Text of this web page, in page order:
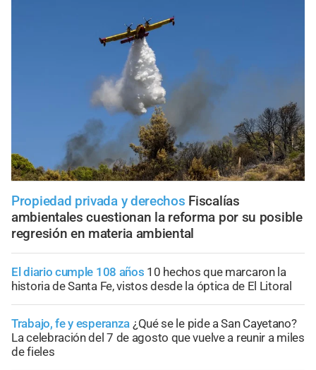
Propiedad privada y derechos Fiscalías
ambientales cuestionan la reforma por su posible
regresión en materia ambiental
El diario cumple 108 años 10 hechos que marcaron la
historia de Santa Fe, vistos desde la óptica de El Litoral
Trabajo, fe y esperanza ¿Qué se le pide a San Cayetano?
La celebración del 7 de agosto que vuelve a reunir a miles
de fieles